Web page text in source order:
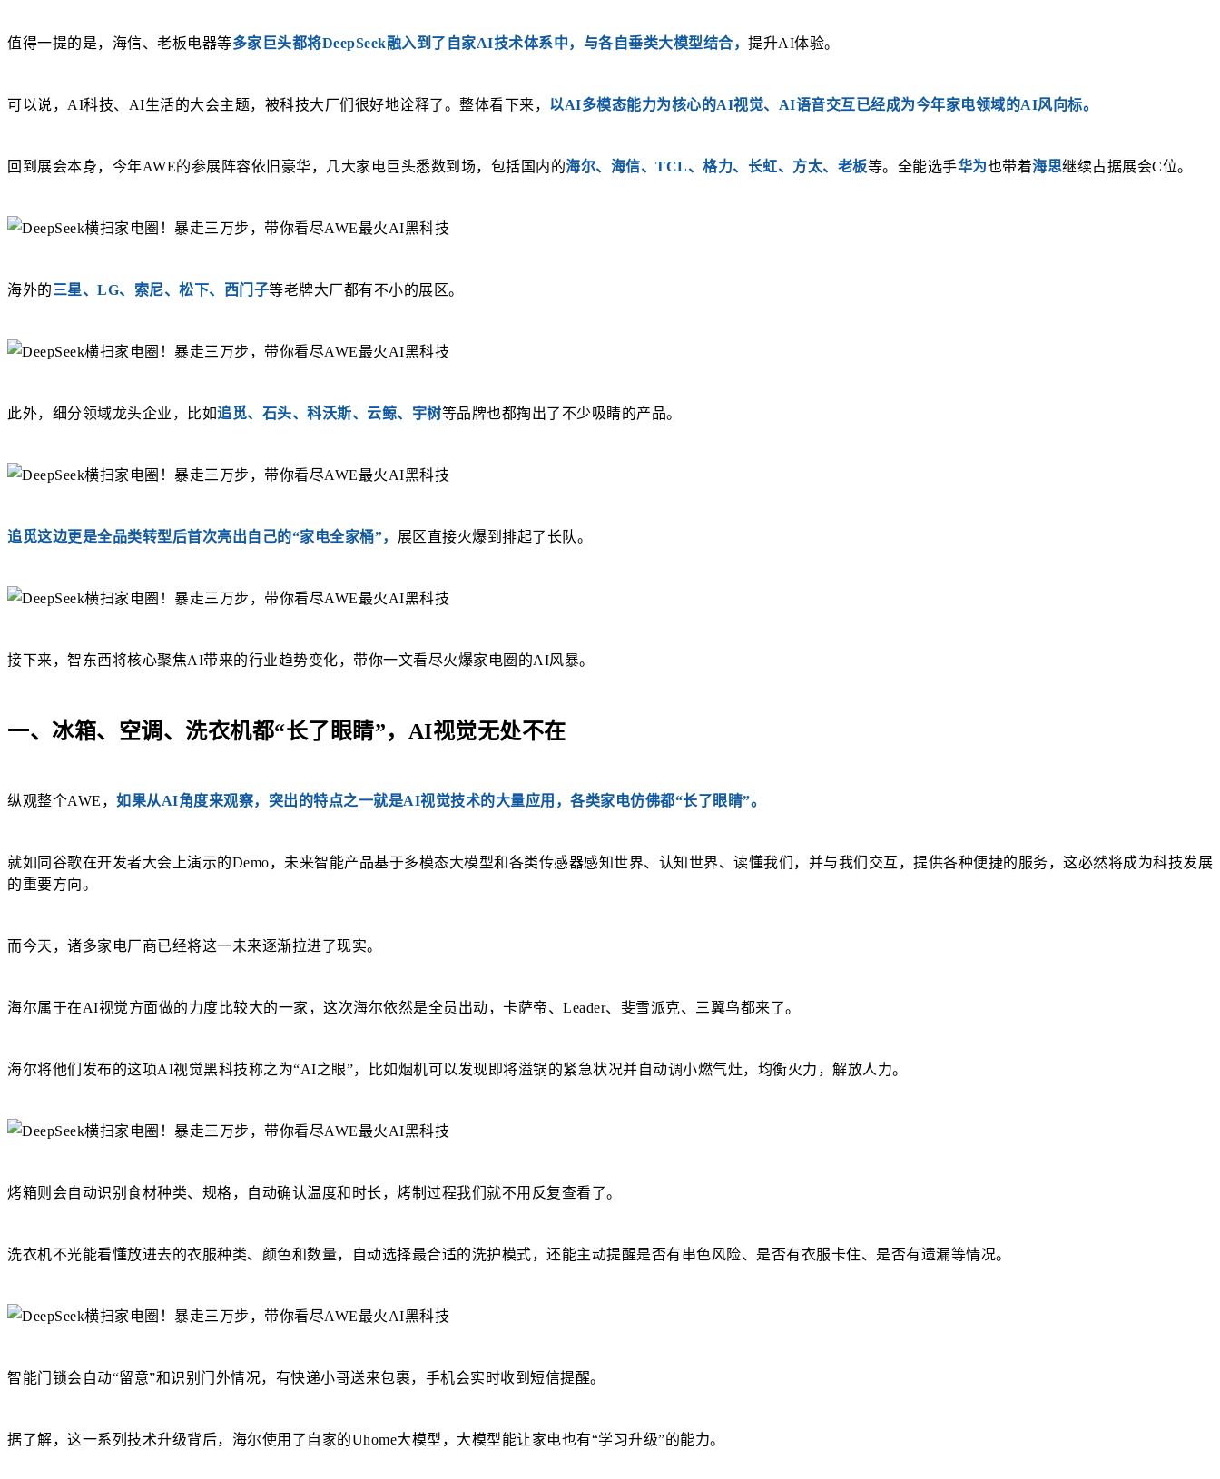
值得一提的是，海信、老板电器等多家巨头都将DeepSeek融入到了自家AI技术体系中，与各自垂类大模型结合， 提升AI体验。
可以说，AI科技、AI生活的大会主题，被科技大厂们很好地诠释了。整体看下来， 以AI多模态能力为核心的AI视觉、AI语音交互已经成为今年家电领域的AI风向标。
回到展会本身，今年AWE的参展阵容依旧豪华，几大家电巨头悉数到场，包括国内的海尔、海信、TCL、格力、长虹、方太、老板等。全能选手华为也带着海思继续占据展会C位。
海外的三星、LG、索尼、松下、西门子等老牌大厂都有不小的展区。
此外，细分领域龙头企业，比如追觅、石头、科沃斯、云鲸、宇树等品牌也都掏出了不少吸睛的产品。
追觅这边更是全品类转型后首次亮出自己的“家电全家桶”， 展区直接火爆到排起了长队。
接下来，智东西将核心聚焦AI带来的行业趋势变化，带你一文看尽火爆家电圈的AI风暴。
一、冰箱、空调、洗衣机都“长了眼睛”，AI视觉无处不在
纵观整个AWE， 如果从AI角度来观察，突出的特点之一就是AI视觉技术的大量应用，各类家电仿佛都“长了眼睛”。
就如同谷歌在开发者大会上演示的Demo，未来智能产品基于多模态大模型和各类传感器感知世界、认知世界、读懂我们，并与我们交互，提供各种便捷的服务，这必然将成为科技发展
的重要方向。
而今天，诸多家电厂商已经将这一未来逐渐拉进了现实。
海尔属于在AI视觉方面做的力度比较大的一家，这次海尔依然是全员出动，卡萨帝、Leader、斐雪派克、三翼鸟都来了。
海尔将他们发布的这项AI视觉黑科技称之为“AI之眼”，比如烟机可以发现即将溢锅的紧急状况并自动调小燃气灶，均衡火力，解放人力。
烤箱则会自动识别食材种类、规格，自动确认温度和时长，烤制过程我们就不用反复查看了。
洗衣机不光能看懂放进去的衣服种类、颜色和数量，自动选择最合适的洗护模式，还能主动提醒是否有串色风险、是否有衣服卡住、是否有遗漏等情况。
智能门锁会自动“留意”和识别门外情况，有快递小哥送来包裹，手机会实时收到短信提醒。
据了解，这一系列技术升级背后，海尔使用了自家的Uhome大模型，大模型能让家电也有“学习升级”的能力。